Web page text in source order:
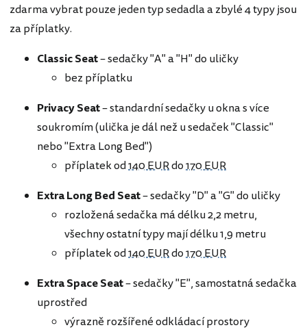
zdarma vybrat pouze jeden typ sedadla a zbylé 4 typy jsou
za příplatky.
Classic Seat– sedačky "A" a "H" do uličky
bez příplatku
Privacy Seat– standardní sedačky u okna s více
soukromím (ulička je dál než u sedaček "Classic"
nebo "Extra Long Bed")
příplatek od140 EURdo170 EUR
Extra Long Bed Seat– sedačky "D" a "G" do uličky
rozložená sedačka má délku 2,2 metru,
všechny ostatní typy mají délku 1,9 metru
příplatek od140 EURdo170 EUR
Extra Space Seat– sedačky "E", samostatná sedačka
uprostřed
výrazně rozšířené odkládací prostory